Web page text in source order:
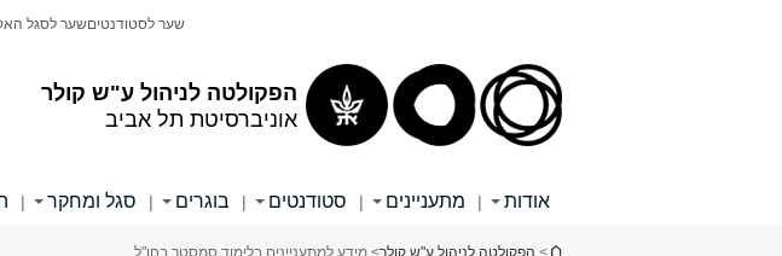
הפקולטה לניהול ע"ש קולר
אוניברסיטת תל אביב
שער לסטודנטיםשער לסגל
אודות | מתעניינים | סטודנטים | בוגרים | סגל ומחקר |
הינך נמצא כאן
> הפקולטה לניהול ע"ש קולר> מידע למתעניינים בלימוד סמסטר בחו"ל